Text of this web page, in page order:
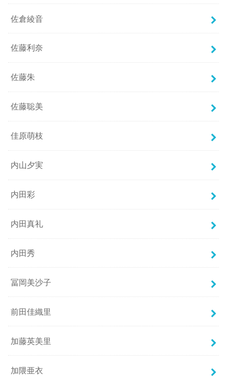
佐倉綾音
佐藤利奈
佐藤朱
佐藤聡美
佳原萌枝
内山夕実
内田彩
内田真礼
内田秀
冨岡美沙子
前田佳織里
加藤英美里
加隈亜衣